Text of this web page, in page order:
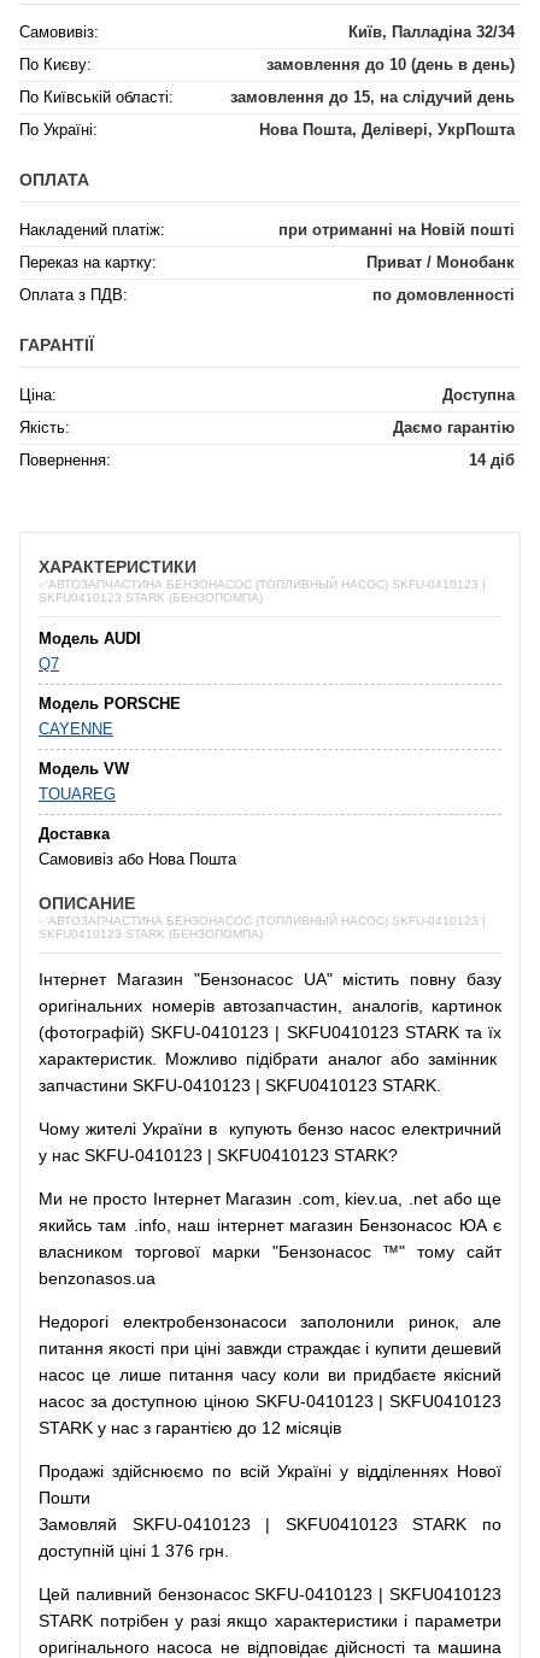
Самовивіз:
Київ, Палладіна 32/34
По Києву:
замовлення до 10 (день в день)
По Київській області:
замовлення до 15, на слідучий день
По Україні:
Нова Пошта, Делівері, УкрПошта
ОПЛАТА
Накладений платіж:
при отриманні на Новій пошті
Переказ на картку:
Приват / Монобанк
Оплата з ПДВ:
по домовленності
ГАРАНТІЇ
Ціна:
Доступна
Якість:
Даємо гарантію
Повернення:
14 діб
ХАРАКТЕРИСТИКИ
✅АВТОЗАПЧАСТИНА БЕНЗОНАСОС (ТОПЛИВНЫЙ НАСОС) SKFU-0410123 |
SKFU0410123 STARK (БЕНЗОПОМПА)
Модель AUDI
Q7
Модель PORSCHE
CAYENNE
Модель VW
TOUAREG
Доставка
Самовивіз або Нова Пошта
ОПИСАНИЕ
✅АВТОЗАПЧАСТИНА БЕНЗОНАСОС (ТОПЛИВНЫЙ НАСОС) SKFU-0410123 |
SKFU0410123 STARK (БЕНЗОПОМПА)
Інтернет Магазин "Бензонасос UA" містить повну базу
оригінальних номерів автозапчастин аналогів,
картинок
(фотографій)SKFU-0410123 | SKFU0410123 STARK та їх
характеристик. Можливо підібрати аналог або замінник
запчастини SKFU-0410123 | SKFU0410123 STARK.
Чому жителі України в купують бензо насос електричний
у нас SKFU-0410123 | SKFU0410123 STARK?
Ми не просто Інтернет Магазин .com kiev.ua .net або ще
якийсь там .info, наш інтернет магазин Бензонасос ЮА є
власником
торгової марки "Бензонасос ™" тому
сайт
benzonasos.ua
Недорогі електробензонасоси заполонили ринок,
але
питання якості при ціні завжди страждає і купити дешевий
насос це лише питання часу коли ви придбаєте якісний
насос за доступною ціною SKFU-0410123 | SKFU0410123
STARK у нас з гарантією до 12 місяців
Продажі здійснюємо по всій Україні у відділеннях Нової
Пошти
Замовляй SKFU-0410123 | SKFU0410123 STARK по
доступній ціні 1 376 грн.
Цей паливний бензонасосSKFU-0410123 | SKFU0410123
STARK потрібен у разі якщо характеристики і параметри
оригінального насоса не відповідає дійсності та машина